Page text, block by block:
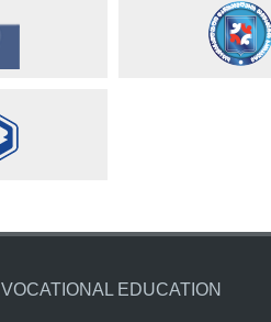
VOCATIONAL EDUCATION